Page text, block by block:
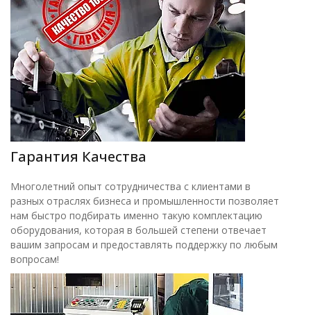
Гарантия Качества
Многолетний опыт сотрудничества с клиентами в
разных отраслях бизнеса и промышленности позволяет
нам быстро подбирать именно такую комплектацию
оборудования, которая в большей степени отвечает
вашим запросам и предоставлять поддержку по любым
вопросам!